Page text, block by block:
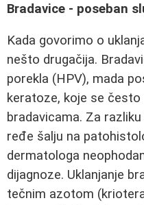
Bradavice - poseban
Kada govorimo o
nešto drugačija.
porekla (HPV), mada
keratoze, koje se
bradavicama. Za
ređe šalju na
dermatologa
dijagnoze. Uklanjanje
tečnim azotom